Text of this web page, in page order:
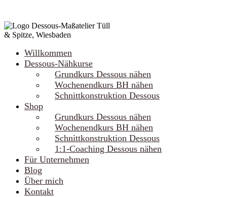
Willkommen
Dessous-Nähkurse
Grundkurs Dessous nähen
Wochenendkurs BH nähen
Schnittkonstruktion Dessous
Shop
Grundkurs Dessous nähen
Wochenendkurs BH nähen
Schnittkonstruktion Dessous
1:1-Coaching Dessous nähen
Für Unternehmen
Blog
Über mich
Kontakt